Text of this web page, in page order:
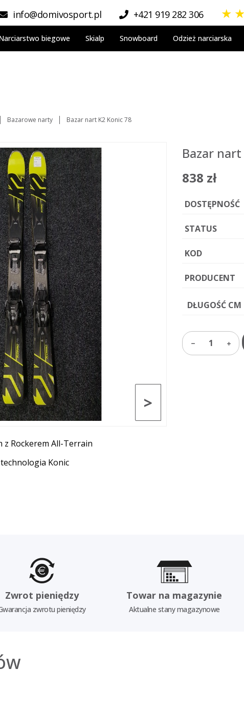
info@domivosport.pl +421 919 282 306 ★ ★
biegowe Skialp Snowboard Odzież narciarska
Bazarowe narty Bazar nart K2 Konic 78
>
Bazar
838 zł
DOSTĘPNOŚĆ
STATUS
KOD
PRODUCENT
DŁUGOŚĆ CM
1
z Rockerem All-Terrain
Konic
Zwrot pieniędzy
zwrotu pieniędzy
Towar na magazynie
Aktualne stany magazynowe